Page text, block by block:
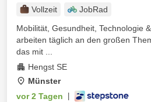
Vollzeit
JobRad
Mobilität, Gesundheit, Technologie
arbeiten täglich an den großen
das mit ...
Hengst SE
Münster
vor 2 Tagen